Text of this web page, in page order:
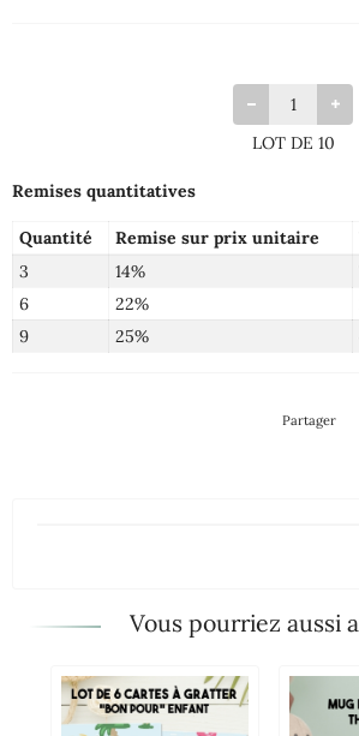
LOT DE 10
Remises quantitatives
Quantité Remise sur prix unitaire
3
14%
6
22%
9
25%
Partager
Vous pourriez aussi